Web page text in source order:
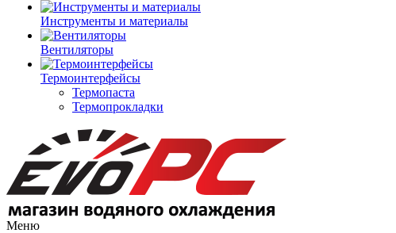
Инструменты и материалы
Вентиляторы
Термоинтерфейсы
Термопаста
Термопрокладки
Меню